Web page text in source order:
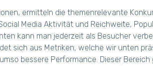
ermitteln die themenrelevante
Media Aktivität und Reichweite,
kann man jederzeit als Besucher
sich aus Metriken, welche wir unten
bessere Performance. Dieser